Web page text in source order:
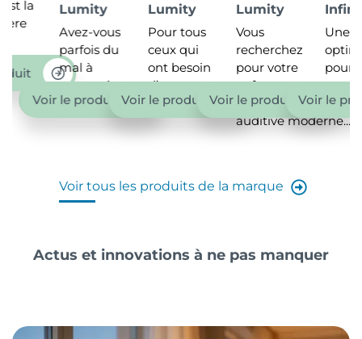
Lumity
Avez-vous
parfois du
mal à
percevoir
les...
le produit
Lumity
Pour tous
ceux qui
ont besoin
d’un...
Voir le produit
Lumity
Vous
recherchez
pour votre
enfant
une aide
auditive moderne...
Voir le produit
Infinio
Une écoute
optimisée
pour les
personnes
souffrant...
Voir le produit
Voir tous les produits de la marque
Actus et innovations à ne pas manquer